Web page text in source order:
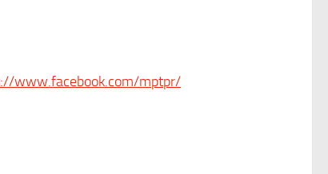
www.facebook.com/mptpr/